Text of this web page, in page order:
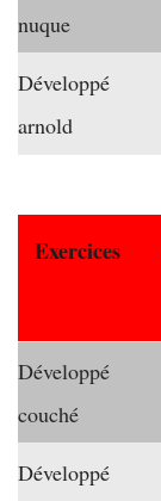
nuque
Développé
arnold
Exercices
Développé
couché
Développé